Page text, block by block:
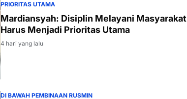
PRIORITAS UTAMA
Mardiansyah: Disiplin Melayani Masyarakat
Harus Menjadi Prioritas Utama
4 hari yang lalu
DI BAWAH PEMBINAAN RUSMIN